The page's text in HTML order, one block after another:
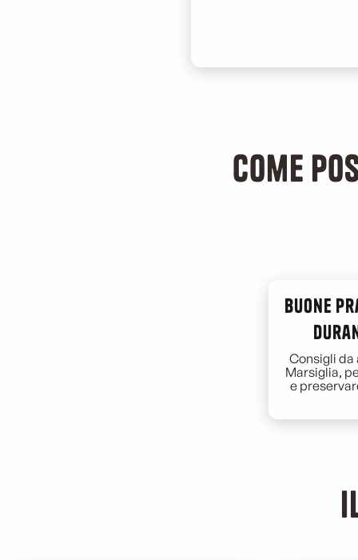
Come
Buone
Consigli
Marsiglia,
e